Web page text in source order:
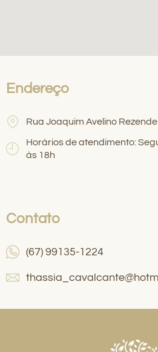
Endereço
Rua Joaquim Avelino
Horários de atendimento:
às 18h
Contato
(67) 99135-1224